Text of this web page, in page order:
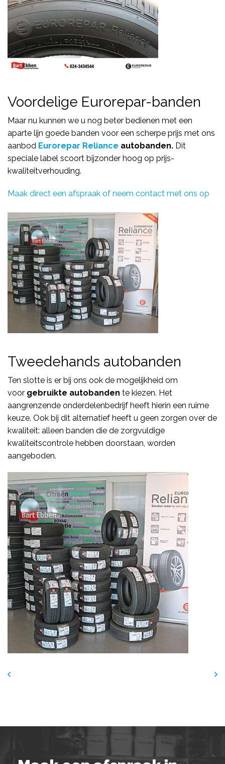
Voordelige Eurorepar-banden
Maar nu kunnen we u nog beter bedienen met een
aparte lijn goede banden voor een scherpe prijs met ons
aanbod Eurorepar Reliance autobanden. Dit
speciale label scoort bijzonder hoog op prijs-
kwaliteitverhouding.
Maak direct een afspraak of neem contact met ons op
Tweedehands autobanden
Ten slotte is er bij ons ook de mogelijkheid om
voor gebruikte autobanden te kiezen. Het
aangrenzende onderdelenbedrijf heeft hierin een ruime
keuze. Ook bij dit alternatief heeft u geen zorgen over de
kwaliteit: alleen banden die de zorgvuldige
kwaliteitscontrole hebben doorstaan, worden
aangeboden.